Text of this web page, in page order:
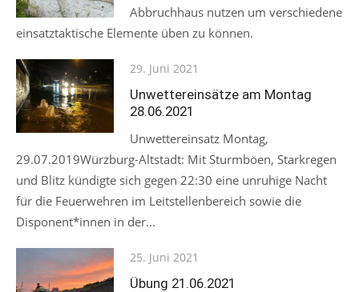
Abbruchhaus nutzen um verschiedene
einsatztaktische Elemente üben zu können.
Posted
on
29. Juni 2021
Unwettereinsätze am Montag
28.06.2021
Unwettereinsatz Montag,
29.07.2019Würzburg-Altstadt: Mit Sturmböen, Starkregen
und Blitz kündigte sich gegen 22:30 eine unruhige Nacht
für die Feuerwehren im Leitstellenbereich sowie die
Disponent*innen in der...
Posted
on
25. Juni 2021
Übung 21.06.2021